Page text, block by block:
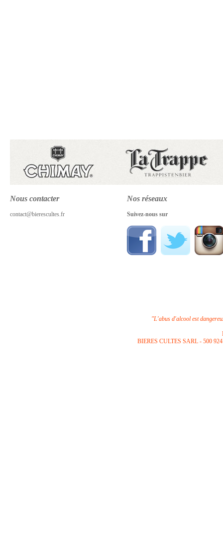
Nous contacter
contact@bierescultes.fr
Nos réseaux
Suivez-nous sur
"L'abus d'alcool est
BIERES CULTES SARL - 500